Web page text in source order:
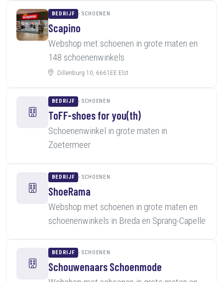
BEDRIJF SCHOENEN
Scapino
Webshop met schoenen in grote maten en
148 schoenenwinkels
Dillenburg 10, 6661EE Elst
BEDRIJF SCHOENEN
ToFF-shoes for you(th)
Schoenenwinkel in grote maten in
Zoetermeer
BEDRIJF SCHOENEN
ShoeRama
Webshop met schoenen in grote maten en
schoenenwinkels in Breda en Sprang-Capelle
BEDRIJF SCHOENEN
Schouwenaars Schoenmode